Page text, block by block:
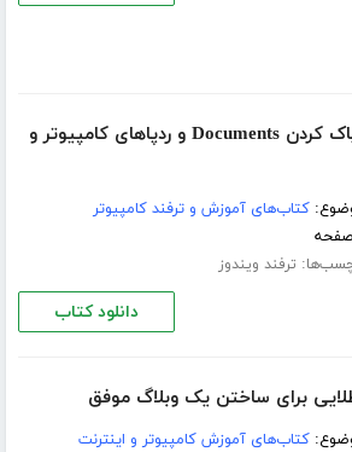
دانلود کتاب چگونگی پاک کردن Documents و ردپاهای کامپیوتر و
کتاب‌های آموزش و ترفند کامپیوتر
ترفند ویندوز
دانلود کتاب
کتاب‌های آموزش کامپیوتر و اینترنت